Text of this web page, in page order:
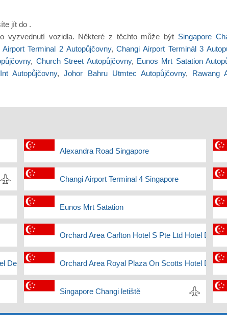
jít do .
vyzvednutí vozidla. Některé z těchto může být Singapore
Airport Terminal 2 Autopůjčovny,Changi Airport Terminál 3
, Church Street Autopůjčovny, Eunos Mrt Satation
Autopůjčovny,Johor Bahru Utmtec Autopůjčovny, Rawang
Alexandra Road Singapore
Changi Airport Terminal 4 Singapore
Eunos Mrt Satation
Orchard Area Carlton Hotel S Pte Ltd Hotel
Delivery Orchard Area Royal Plaza On Scotts Hotel
Singapore Changi letiště